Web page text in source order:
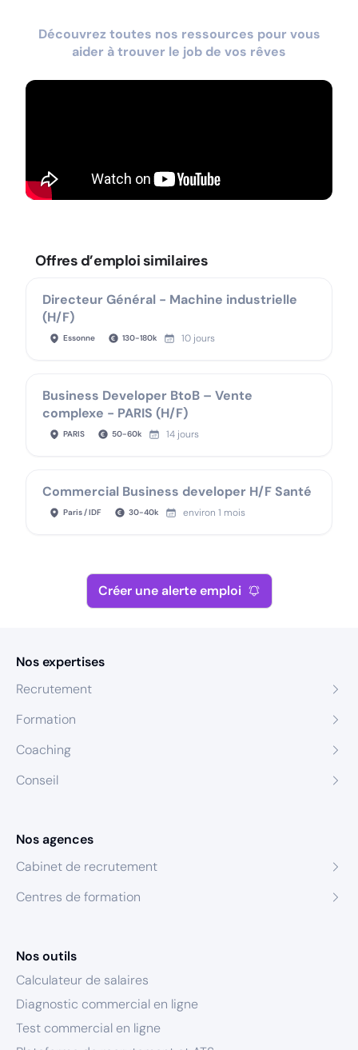
Découvrez toutes nos ressources pour vous
aider à trouver le job de vos rêves
Offres d’emploi similaires
Directeur Général - Machine industrielle
(H/F)
Essonne 130-180k 10 jours
Business Developer BtoB – Vente
complexe - PARIS (H/F)
PARIS 50-60k 14 jours
Commercial Business developer H/F Santé
Paris / IDF 30-40k environ 1 mois
Créer une alerte emploi
Nos expertises
Recrutement
Formation
Coaching
Conseil
Nos agences
Cabinet de recrutement
Centres de formation
Nos outils
Calculateur de salaires
Diagnostic commercial en ligne
Test commercial en ligne